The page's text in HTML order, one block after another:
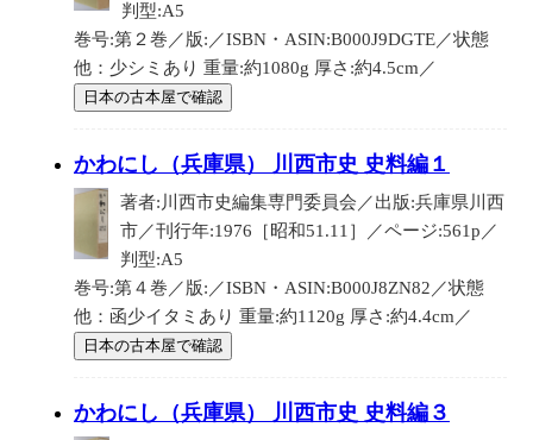
判型:A5
巻号:第２巻／版:／ISBN・ASIN:B000J9DGTE／状態
他：少シミあり 重量:約1080g 厚さ:約4.5cm／
日本の古本屋で確認
かわにし（兵庫県） 川西市史 史料編１
著者:川西市史編集専門委員会／出版:兵庫県川西
市／刊行年:1976［昭和51.11］／ページ:561p／
判型:A5
巻号:第４巻／版:／ISBN・ASIN:B000J8ZN82／状態
他：函少イタミあり 重量:約1120g 厚さ:約4.4cm／
日本の古本屋で確認
かわにし（兵庫県） 川西市史 史料編３